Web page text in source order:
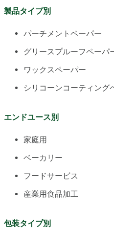
製品タイプ別
パーチメントペーパー
グリースプルーフペーパ
ワックスペーパー
シリコーンコーティング
エンドユース別
家庭用
ベーカリー
フードサービス
産業用食品加工
包装タイプ別